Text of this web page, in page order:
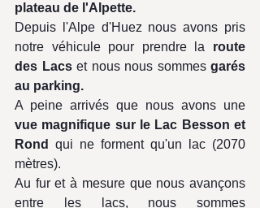
plateau de l'Alpette.
Depuis l'Alpe d'Huez nous avons pris
notre véhicule pour prendre la route
des Lacs et nous nous sommes garés
au parking.
vue magnifique sur le Lac Besson et
Rond
qui ne forment qu'un lac (2070
mètres).
Au fur et à mesure que nous avançons
entre les lacs, nous sommes